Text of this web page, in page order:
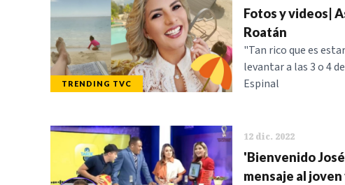
TRENDING TVC
Fotos y videos|
Roatán
"Tan rico que es
levantar a las 3 o 4
Espinal
12 dic. 2022
'Bienvenido
mensaje al